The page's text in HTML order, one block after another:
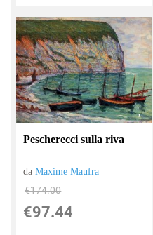
Pescherecci sulla riva
daMaxime Maufra
€174.00
€97.44